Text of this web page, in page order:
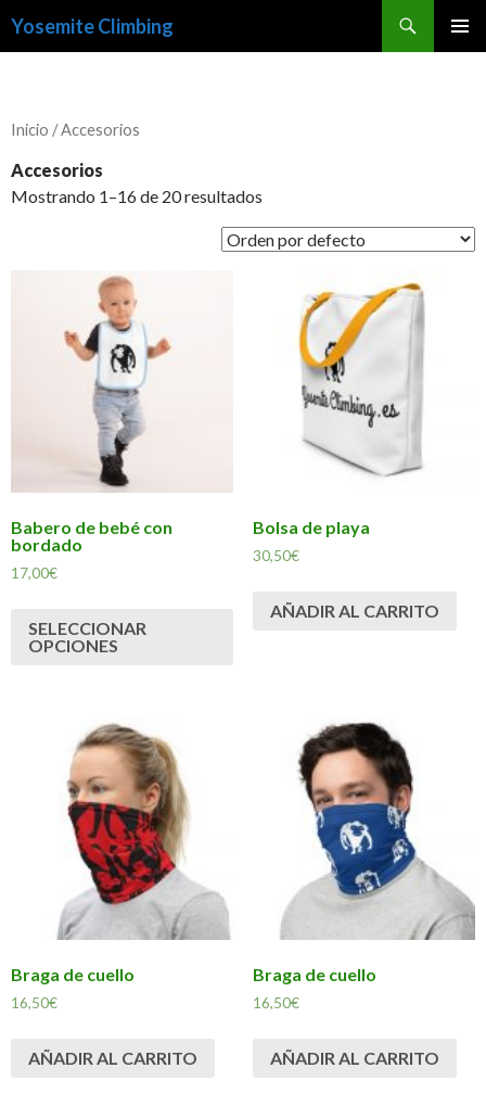
Yosemite Climbing
Inicio / Accesorios
Accesorios
Mostrando 1–16 de 20 resultados
Babero de bebé con
bordado
17,00€
SELECCIONAR
OPCIONES
Bolsa de playa
30,50€
AÑADIR AL CARRITO
Braga de cuello
16,50€
AÑADIR AL CARRITO
Braga de cuello
16,50€
AÑADIR AL CARRITO